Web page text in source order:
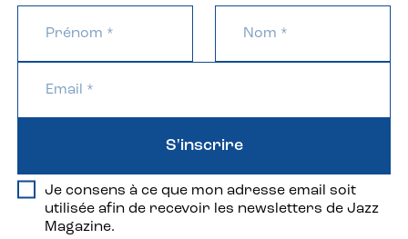
Je consens à ce que mon adresse email soit
utilisée afin de recevoir les newsletters de Jazz
Magazine.
S'inscrire